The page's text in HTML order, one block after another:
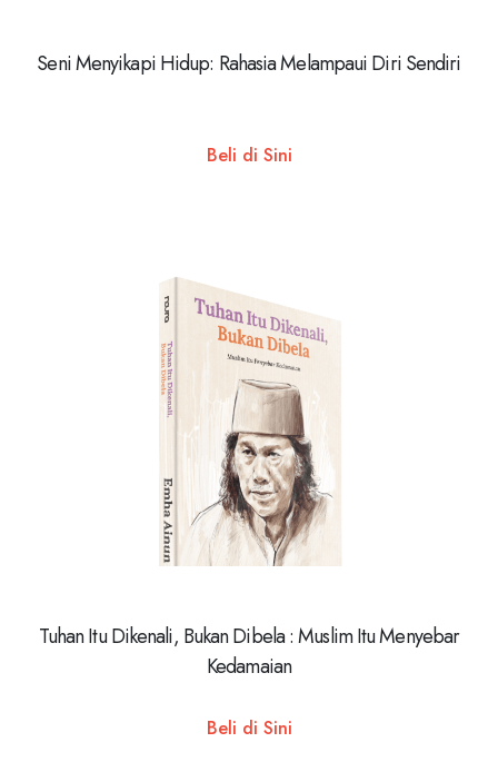
Seni Menyikapi Hidup: Rahasia Melampaui Diri Sendiri
Beli di Sini
Tuhan Itu Dikenali, Bukan Dibela : Muslim Itu Menyebar
Kedamaian
Beli di Sini